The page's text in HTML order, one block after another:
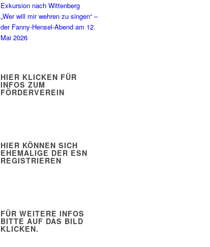
Exkursion nach Wittenberg
„Wer will mir wehren zu singen“ –
der Fanny-Hensel-Abend am 12.
Mai 2026
HIER KLICKEN FÜR
INFOS ZUM
FÖRDERVEREIN
HIER KÖNNEN SICH
EHEMALIGE DER ESN
REGISTRIEREN
FÜR WEITERE INFOS
BITTE AUF DAS BILD
KLICKEN.